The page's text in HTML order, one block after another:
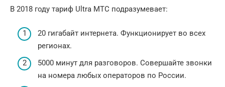
В 2018 году тариф Ultra МТС подразумевает:
20 гигабайт интернета. Функционирует во всех
регионах.
5000 минут для разговоров. Совершайте звонки
на номера любых операторов по России.